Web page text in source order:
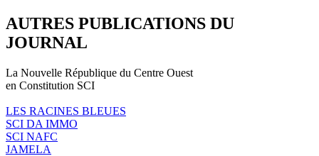
AUTRES PUBLICATIONS DU
JOURNAL
La Nouvelle République du Centre Ouest
en Constitution SCI
LES RACINES BLEUES
SCI DA IMMO
SCI NAFC
JAMELA